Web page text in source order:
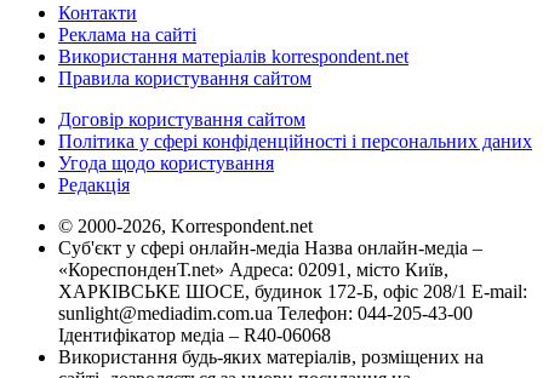
Контакти
Реклама на сайті
Використання матеріалів korrespondent.net
Правила користування сайтом
Договір користування сайтом
Політика у сфері конфіденційності і персональних даних
Угода щодо користування
Редакція
© 2000-2026, Korrespondent.net
Суб'єкт у сфері онлайн-медіа Назва онлайн-медіа –
«КореспонденТ.net» Адреса: 02091, місто Київ,
ХАРКІВСЬКЕ ШОСЕ, будинок 172-Б, офіс 208/1 E-mail:
sunlight@mediadim.com.ua Телефон: 044-205-43-00
Ідентифікатор медіа – R40-06068
Використання будь-яких матеріалів, розміщених на